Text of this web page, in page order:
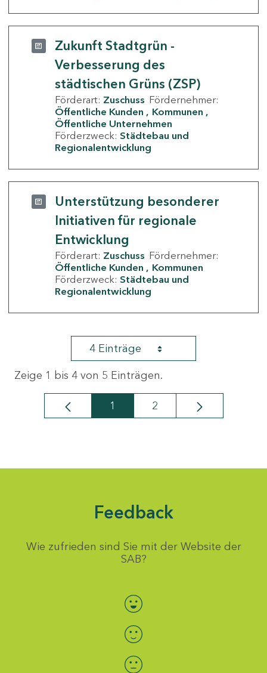
Zukunft Stadtgrün -
Verbesserung des
städtischen Grüns (ZSP)
Förderart: Zuschuss Fördernehmer:
Öffentliche Kunden
Kommunen
Öffentliche Unternehmen
Förderzweck: Städtebau und
Regionalentwicklung
Unterstützung besonderer
Initiativen für regionale
Entwicklung
Förderart: Zuschuss Fördernehmer:
Öffentliche Kunden
Kommunen
Förderzweck: Städtebau und
Regionalentwicklung
4 Einträge
Zeige 1 bis 4 von 5 Einträgen.
Seite
1 Seite
2
Feedback
Wie zufrieden sind Sie mit der Website der
SAB?
Bewertung auswählen